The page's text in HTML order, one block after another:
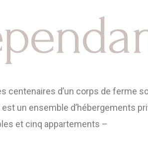
centenaires d’un corps de ferme
est un ensemble d’hébergements
et cinq appartements –